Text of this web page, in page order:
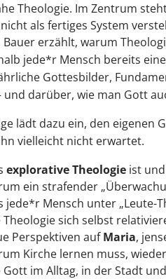
Theologie. Im Zentrum
als fertiges System
Bauer erzählt, warum
jede*r Mensch bereits
Gottesbilder,
und darüber, wie man Gott
lädt dazu ein, den eigenen
vielleicht nicht erwartet.
explorative Theologieist und
ein strafender
jede*r Mensch unter „Leute-
Theologie sich selbst
Perspektiven aufMaria,
Kirche lernen muss,
Gott im Alltag, in der Stadt